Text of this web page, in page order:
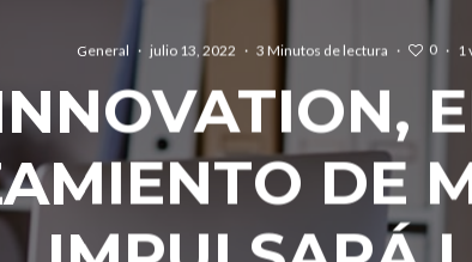
General · julio 13, 2022 · 3 Minutos de lectura · 0 · 1
DE